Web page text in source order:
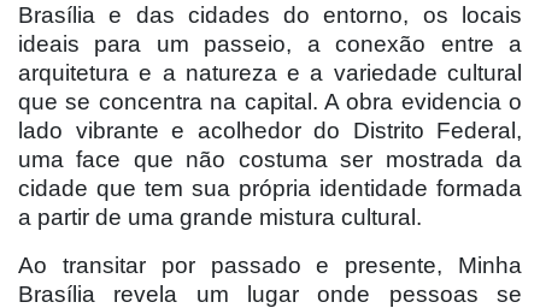
Brasília e das cidades do entorno, os locais
ideais para um passeio, a conexão entre a
arquitetura e a natureza e a variedade cultural
que se concentra na capital. A obra evidencia o
lado vibrante e acolhedor do Distrito Federal,
uma face que não costuma ser mostrada da
cidade que tem sua própria identidade formada
a partir de uma grande mistura cultural.
Ao transitar por passado e presente, Minha
Brasília revela um lugar onde pessoas se